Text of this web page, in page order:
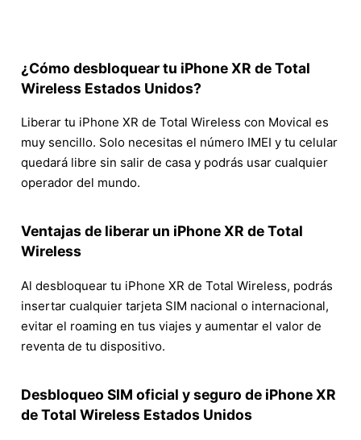
¿Cómo desbloquear tu iPhone XR de Total
Wireless Estados Unidos?
Liberar tu iPhone XR de Total Wireless con Movical es
muy sencillo. Solo necesitas el número IMEI y tu celular
quedará libre sin salir de casa y podrás usar cualquier
operador del mundo.
Ventajas de liberar un iPhone XR de Total
Wireless
Al desbloquear tu iPhone XR de Total Wireless, podrás
insertar cualquier tarjeta SIM nacional o internacional,
evitar el roaming en tus viajes y aumentar el valor de
reventa de tu dispositivo.
Desbloqueo SIM oficial y seguro de iPhone XR
de Total Wireless Estados Unidos